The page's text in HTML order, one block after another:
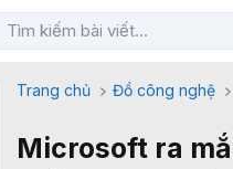
Trang chủ Đồ công nghệ
Microsoft ra